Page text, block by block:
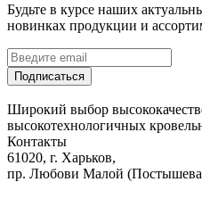
Будьте в курсе наших
новинках продукции и
Подписаться
Широкий выбор
высокотехнологичных
Контакты
61020, г. Харьков,
пр. Любови Малой